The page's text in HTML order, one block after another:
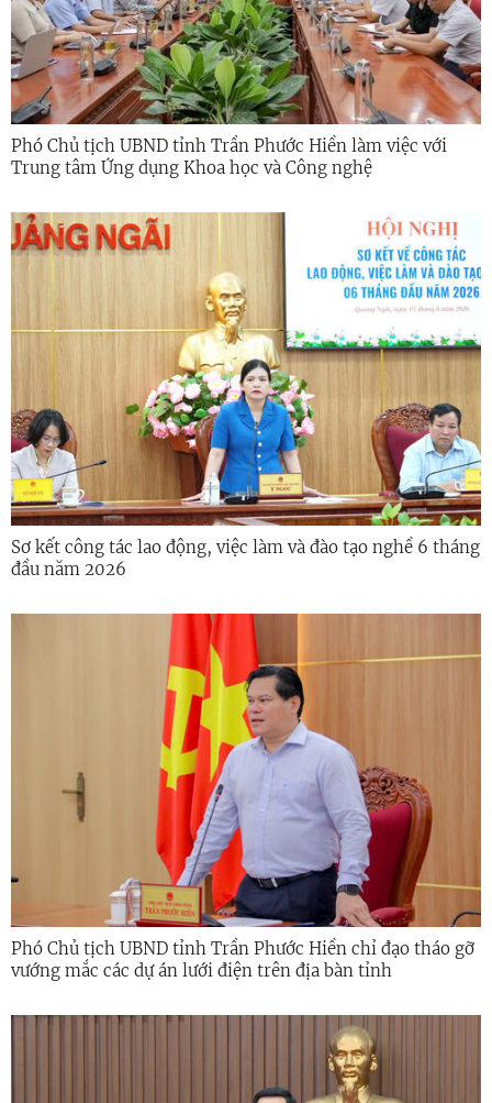
Phó Chủ tịch UBND tỉnh Trần Phước Hiền làm việc với
Trung tâm Ứng dụng Khoa học và Công nghệ
Sơ kết công tác lao động, việc làm và đào tạo nghề 6 tháng
đầu năm 2026
Phó Chủ tịch UBND tỉnh Trần Phước Hiền chỉ đạo tháo gỡ
vướng mắc các dự án lưới điện trên địa bàn tỉnh